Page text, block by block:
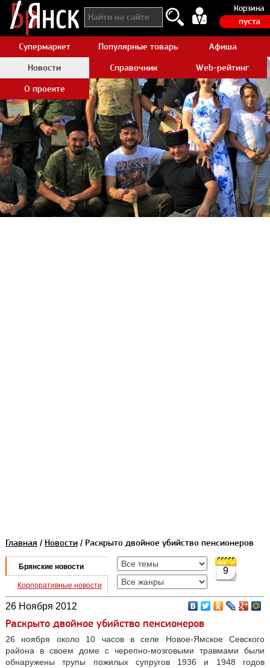
Корзина
пуста
Супермаркет Популярные товары AliexpressАфиша
Новости
Справочник
Web-рейтинг
О проекте
Главная / Новости/ Раскрыто двойное убийство пенсионеров
Брянские новости
Корпоративные новости
9
26 Ноября 2012
Раскрыто двойное убийство пенсионеров
26 ноября около 10 часов в селе Новое-Ямское Севского
района в своем доме с черепно-мозговыми травмами были
обнаружены трупы пожилых супругов 1936 и 1948 годов